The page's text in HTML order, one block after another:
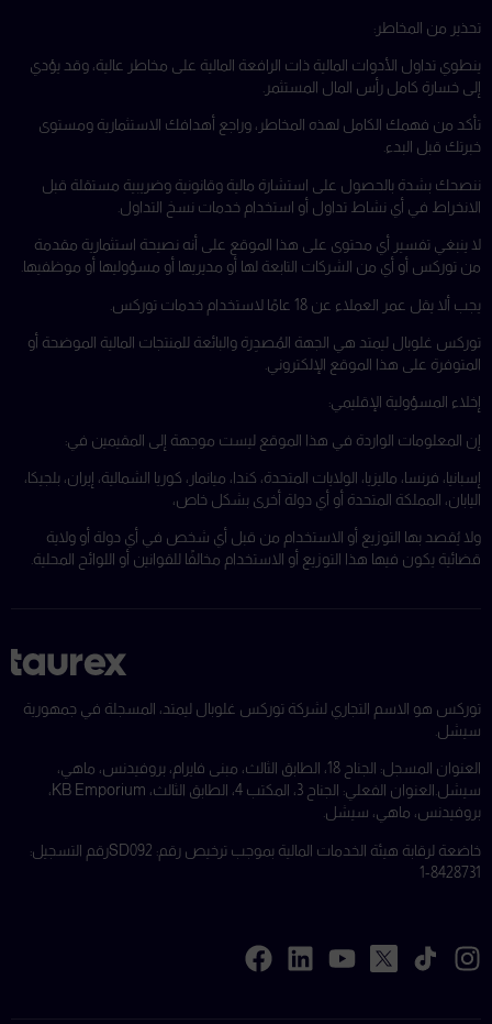
تحذير من المخاطر:
ينطوي تداول الأدوات المالية ذات الرافعة المالية على مخاطر عالية، وقد يؤدي
إلى خسارة كامل رأس المال المستثمر.
تأكد من فهمك الكامل لهذه المخاطر، وراجع أهدافك الاستثمارية ومستوى
خبرتك قبل البدء.
ننصحك بشدة بالحصول على استشارة مالية وقانونية وضريبية مستقلة قبل
الانخراط في أي نشاط تداول أو استخدام خدمات نسخ التداول.
لا ينبغي تفسير أي محتوى على هذا الموقع على أنه نصيحة استثمارية مقدمة
من توركس أو أي من الشركات التابعة لها أو مديريها أو مسؤوليها أو موظفيها.
يجب ألا يقل عمر العملاء عن 18 عامًا لاستخدام خدمات توركس.
توركس غلوبال ليمتد هي الجهة المُصدِرة والبائعة للمنتجات المالية الموضحة أو
المتوفرة على هذا الموقع الإلكتروني.
إخلاء المسؤولية الإقليمي:
إن المعلومات الواردة في هذا الموقع ليست موجهة إلى المقيمين في:
إسبانيا، فرنسا، ماليزيا، الولايات المتحدة، كندا، ميانمار، كوريا الشمالية، إيران، بلجيكا،
اليابان، المملكة المتحدة أو أي دولة أخرى بشكل خاص،
ولا يُقصد بها التوزيع أو الاستخدام من قبل أي شخص في أي دولة أو ولاية
قضائية يكون فيها هذا التوزيع أو الاستخدام مخالفًا للقوانين أو اللوائح المحلية.
توركس هو الاسم التجاري لشركة توركس غلوبال ليمتد، المسجلة في جمهورية
سيشل.
العنوان المسجل: الجناح 18، الطابق الثالث، مبنى فايرام، بروفيدنس، ماهي،
سيشل.
العنوان الفعلي: الجناح 3، المكتب 4، الطابق الثالث، KB Emporium،
بروفيدنس، ماهي، سيشل.
خاضعة لرقابة هيئة الخدمات المالية بموجب ترخيص رقم: SD092
رقم التسجيل:
8428731-1